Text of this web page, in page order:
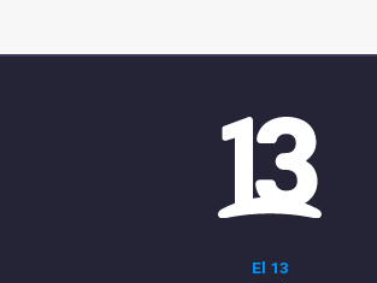
El 13